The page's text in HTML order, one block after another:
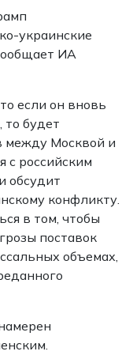
украинские
ИА
если он вновь
то будет
между Москвой и
с российским
обсудит
конфликту.
в том, чтобы
поставок
объемах,